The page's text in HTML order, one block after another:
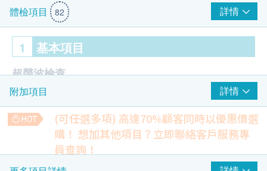
體檢項目 82 詳情
1 基本項目
超聲波檢查
上腹部 (肝、膽、膽管、脾臟、胰臟、腎臟) 超聲波
甲狀腺超聲波
前列腺及膀胱超聲波 - 只限男性
癌症指標
附加項目 詳情
(可任選多項) 高達70%顧客同時以優惠價選
購！ 想加其他項目？立即聯絡客戶服務專
員查詢！
肺部X光升級至低劑量肺部電腦掃描